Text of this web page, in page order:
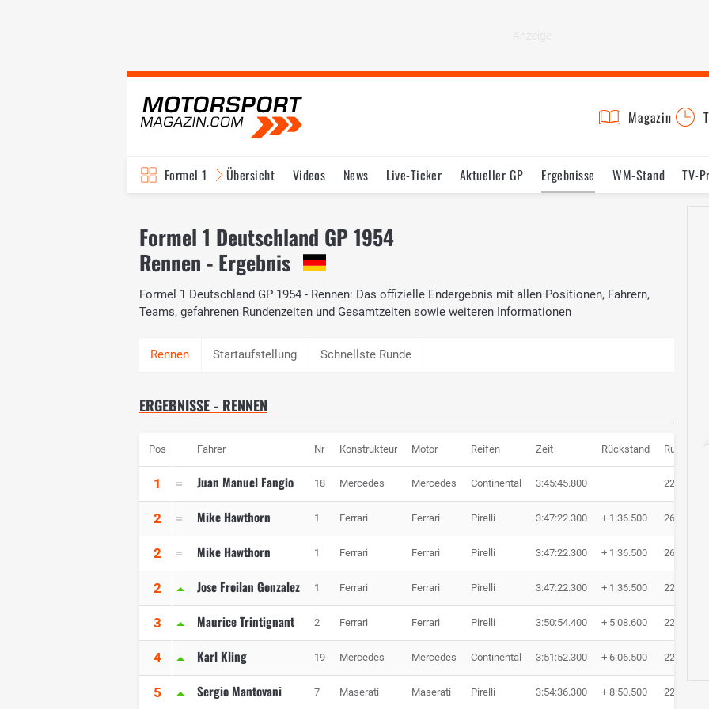
Magazin
Formel 1 Übersicht Videos News Live-Ticker Aktueller GP Ergebnisse WM-Stand TV-
Formel 1 Deutschland GP 1954
Rennen - Ergebnis
Formel 1 Deutschland GP 1954 - Rennen: Das offizielle Endergebnis mit allen Positionen, Fahrern,
Teams, gefahrenen Rundenzeiten und Gesamtzeiten sowie weiteren Informationen
Startaufstellung Schnellste Runde
ERGEBNISSE - RENNEN
Pos Fahrer Nr Konstrukteur Motor Reifen Zeit Rückstand Runden
1 Juan Manuel Fangio 18 Mercedes Mercedes Continental 3:45:45.800 22 Runden
2 Mike Hawthorn 1 Ferrari Ferrari Pirelli 3:47:22.300 + 1:36.500 26 Runden
2 Mike Hawthorn 1 Ferrari Ferrari Pirelli 3:47:22.300 + 1:36.500 26 Runden
2 Jose Froilan Gonzalez 1 Ferrari Ferrari Pirelli 3:47:22.300 + 1:36.500 22 Runden
3 Maurice Trintignant 2 Ferrari Ferrari Pirelli 3:50:54.400 + 5:08.600 22 Runden
4 Karl Kling 19 Mercedes Mercedes Continental 3:51:52.300 + 6:06.500 22 Runden
5 Sergio Mantovani 7 Maserati Maserati Pirelli 3:54:36.300 + 8:50.500 22 Runden